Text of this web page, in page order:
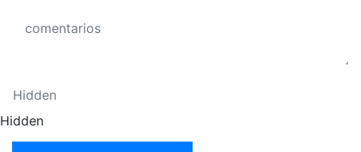
Hidden